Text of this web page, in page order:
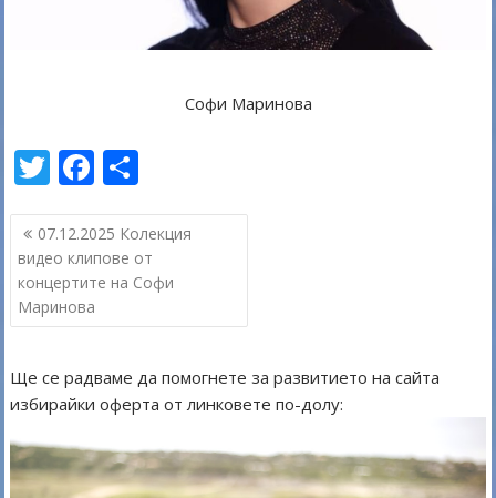
Софи Маринова
T
w
itt
er
F
ac
e
b
k
h
ar
e
Навигация
07.12.2025 Колекция
видео клипове от
концертите на Софи
Маринова
Ще се радваме да помогнете за развитието на сайта
избирайки оферта от линковете по-долу: